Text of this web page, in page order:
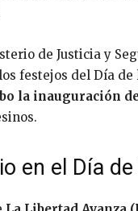
de Justicia y
festejos del Día de
la inauguración
en el Día